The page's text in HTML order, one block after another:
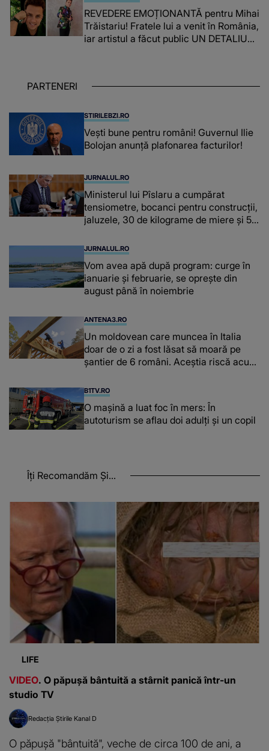
puternice ÎN SUFLETELE ELEVILOR,
chiar și după trecerea anilor: "De
fiecare dată când..."
REVEDERE EMOȚIONANTĂ pentru Mihai
Trăistariu! Fratele lui a venit în România,
iar artistul a făcut public UN DETALIU
PARTENERI
STIRILEBZI.RO
Vești bune pentru români! Guvernul Ilie
Bolojan anunță plafonarea facturilor!
JURNALUL.RO
Ministerul lui Pîslaru a cumpărat
tensiometre, bocanci pentru construcții,
jaluzele, 30 de kilograme de miere și 50
JURNALUL.RO
Vom avea apă după program: curge în
ianuarie și februarie, se oprește din
august până în noiembrie
ANTENA3.RO
Un moldovean care muncea în Italia
doar de o zi a fost lăsat să moară pe
şantier de 6 români. Aceștia riscă acum
B1TV.RO
O maşină a luat foc în mers: În
autoturism se aflau doi adulți și un copil
Îți Recomandăm Și...
LIFE
VIDEO. O păpușă bântuită a stârnit panică într-un
studio TV
Redacția Știrile Kanal D
O păpușă "bântuită", veche de circa 100 de ani, a